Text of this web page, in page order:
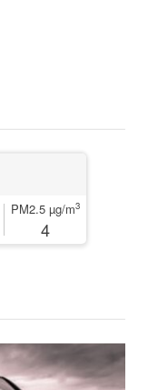
PM2.5 µg/m3
4